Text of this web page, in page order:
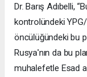
Dr. Barış Adıbelli,
kontrolündeki YPG/
öncülüğündeki bu
Rusya'nın da bu
muhalefetle Esad